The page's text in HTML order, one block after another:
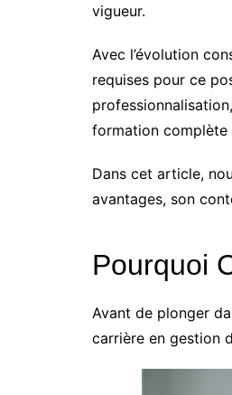
vigueur.
Avec l’évolution
requises pour ce
professionnalisation,
formation complète
Dans cet article,
avantages, son
Pourquoi
Avant de plonger
carrière en gestion